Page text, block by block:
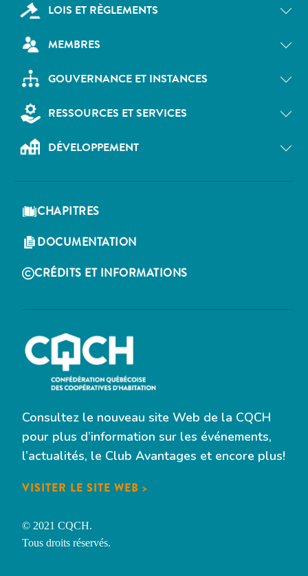
LOIS ET RÈGLEMENTS
MEMBRES
GOUVERNANCE ET INSTANCES
RESSOURCES ET SERVICES
DÉVELOPPEMENT
CHAPITRES
DOCUMENTATION
CRÉDITS ET INFORMATIONS
Consultez le nouveau site Web de la CQCH
pour plus d’information sur les événements,
l’actualités, le Club Avantages et encore plus!
VISITER LE SITE WEB >
© 2021 CQCH.
Tous droits réservés.